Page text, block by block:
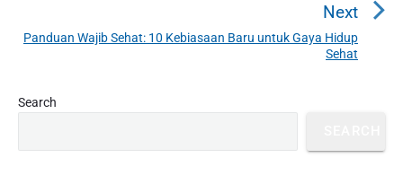
v
a
i
v
u
Next
N
e
o
Panduan Wajib Sehat: 10 Kebiasaan Baru untuk Gaya Hidup
Sehat
P
Search